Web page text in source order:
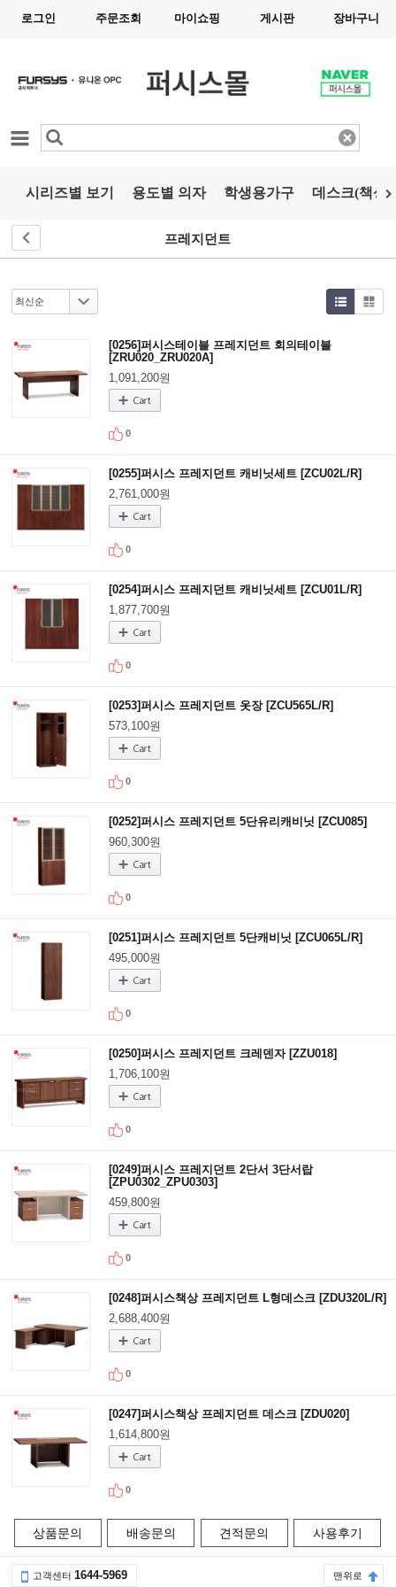
로그인 주문조회 마이쇼핑 게시판 장바구니
카테고리
시리즈별 보기 용도별 의자 학생용가구 데스크(책상)
프레지던트
[0256]퍼시스테이블 프레지던트 회의테이블
[ZRU020_ZRU020A]
1,091,200원
0
[0255]퍼시스 프레지던트 캐비닛세트 [ZCU02L/R]
2,761,000원
0
[0254]퍼시스 프레지던트 캐비닛세트 [ZCU01L/R]
1,877,700원
0
[0253]퍼시스 프레지던트 옷장 [ZCU565L/R]
573,100원
0
[0252]퍼시스 프레지던트 5단유리캐비닛 [ZCU085]
960,300원
0
[0251]퍼시스 프레지던트 5단캐비닛 [ZCU065L/R]
495,000원
0
[0250]퍼시스 프레지던트 크레덴자 [ZZU018]
1,706,100원
0
[0249]퍼시스 프레지던트 2단서 3단서랍
[ZPU0302_ZPU0303]
459,800원
0
[0248]퍼시스책상 프레지던트 L형데스크 [ZDU320L/R]
2,688,400원
0
[0247]퍼시스책상 프레지던트 데스크 [ZDU020]
1,614,800원
0
상품문의 배송문의 견적문의 사용후기
고객센터 1644-5969 맨위로